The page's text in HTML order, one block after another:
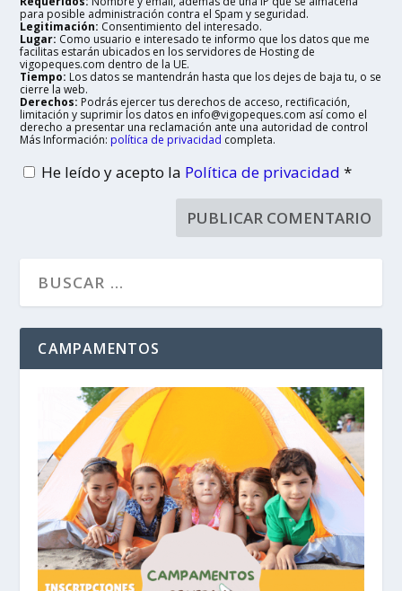
para posible administración contra el Spam y seguridad.
Legitimación: Consentimiento del interesado.
Lugar: Como usuario e interesado te informo que los datos que me
facilitas estarán ubicados en los servidores de Hosting de
vigopeques.com dentro de la UE.
Tiempo: Los datos se mantendrán hasta que los dejes de baja tu, o se
cierre la web.
Derechos: Podrás ejercer tus derechos de acceso, rectificación,
limitación y suprimir los datos en info@vigopeques.com así como el
derecho a presentar una reclamación ante una autoridad de control
Más Información: política de privacidad completa.
He leído y acepto la Política de privacidad*
CAMPAMENTOS